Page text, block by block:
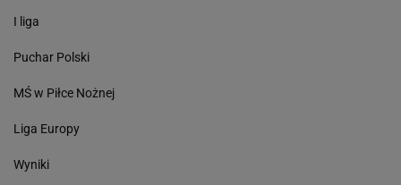
I liga
Puchar Polski
MŚ w Piłce Nożnej
Liga Europy
Wyniki